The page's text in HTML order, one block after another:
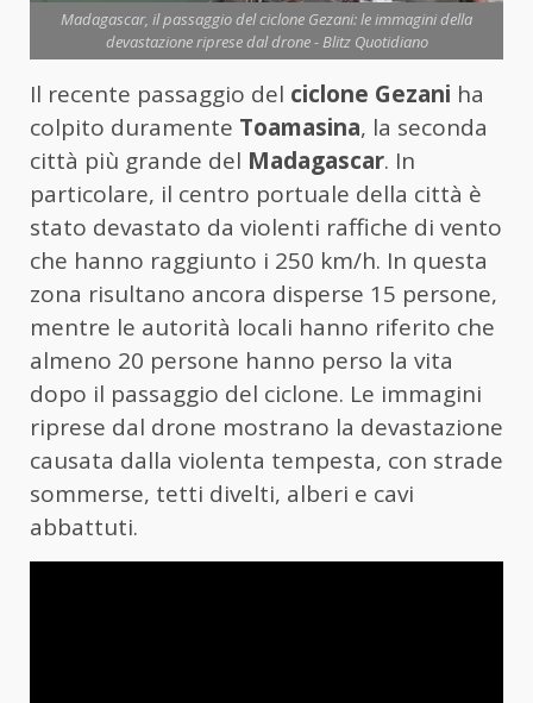
Madagascar, il passaggio del ciclone Gezani: le immagini della
devastazione riprese dal drone - Blitz Quotidiano
Il recente passaggio del ciclone Gezani ha
colpito duramente Toamasina, la seconda
città più grande del Madagascar. In
particolare, il centro portuale della città è
stato devastato da violenti raffiche di vento
che hanno raggiunto i 250 km/h. In questa
zona risultano ancora disperse 15 persone,
mentre le autorità locali hanno riferito che
almeno 20 persone hanno perso la vita
dopo il passaggio del ciclone. Le immagini
riprese dal drone mostrano la devastazione
causata dalla violenta tempesta, con strade
sommerse, tetti divelti, alberi e cavi
abbattuti.